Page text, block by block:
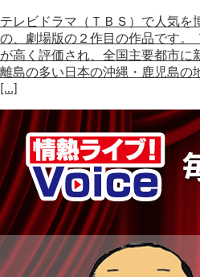
テレビドラマ（ＴＢＳ）で人気を
の、劇場版の２作目の作品です。
が高く評価され、全国主要都市に
離島の多い日本の沖縄・鹿児島の
[…]